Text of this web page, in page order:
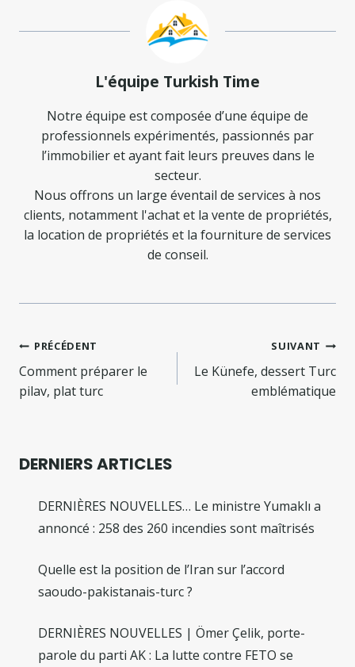
L'équipe Turkish Time
Notre équipe est composée d’une équipe de
professionnels expérimentés, passionnés par
l’immobilier et ayant fait leurs preuves dans le
secteur.
Nous offrons un large éventail de services à nos
clients, notamment l'achat et la vente de propriétés,
la location de propriétés et la fourniture de services
de conseil.
Navigation
de
l’article
PRÉCÉDENT
Comment préparer le
pilav, plat turc
SUIVANT
Le Künefe, dessert Turc
emblématique
DERNIERS ARTICLES
DERNIÈRES NOUVELLES… Le ministre Yumaklı a
annoncé : 258 des 260 incendies sont maîtrisés
Quelle est la position de l’Iran sur l’accord
saoudo-pakistanais-turc ?
DERNIÈRES NOUVELLES | Ömer Çelik, porte-
parole du parti AK : La lutte contre FETO se